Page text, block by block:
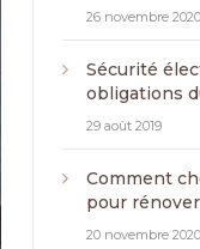
26 novembre 2020
Sécurité
obligations
29 août 2019
Comment
pour
20 novembre 2020